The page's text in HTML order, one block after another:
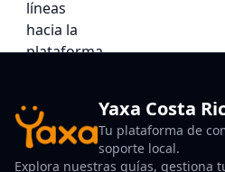
Yaxa Costa
Tu plataforma de
soporte local.
Explora nuestras guías, gestiona